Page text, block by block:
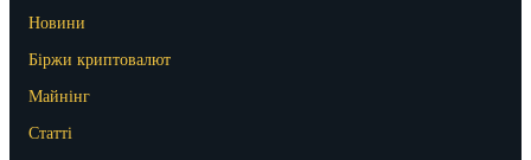
Новини
Біржи криптовалют
Майнінг
Статті